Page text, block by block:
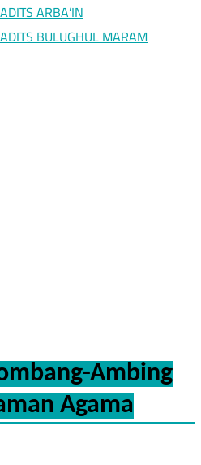
ARBA’IN
BULUGHUL MARAM
Ambing
Agama